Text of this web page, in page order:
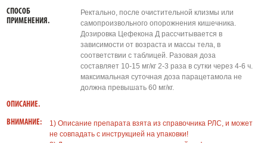
СПОСОБ
ПРИМЕНЕНИЯ.
Ректально, после очистительной клизмы или
самопроизвольного опорожнения кишечника.
Дозировка Цефекона Д рассчитывается в
зависимости от возраста и массы тела, в
соответствии с таблицей. Разовая доза
составляет 10-15 мг/кг 2-3 раза в сутки через 4-6 ч.
максимальная суточная доза парацетамола не
должна превышать 60 мг/кг.
ОПИСАНИЕ.
ВНИМАНИЕ:
1) Описание препарата взята из справочника РЛС, и может
не совпадать с инструкцией на упаковки!